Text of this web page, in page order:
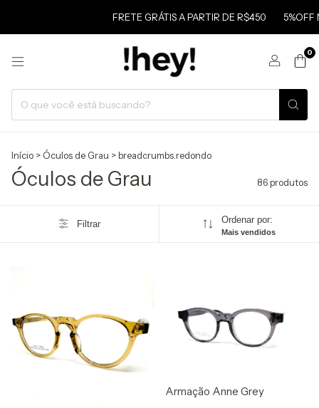
FRETE GRÁTIS A PARTIR DE R$450 5%OFF NO PIX
0
Início > Óculos de Grau >breadcrumbs.redondo
Óculos de Grau 86 produtos
Filtrar Ordenar por:
Mais vendidos
Armação Anne Grey